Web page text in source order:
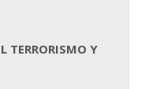
TERRORISMO Y